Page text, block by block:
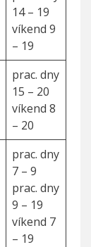
14 – 19
víkend 9
– 19
prac. dny
15 – 20
víkend 8
– 20
prac. dny
7 – 9
prac. dny
9 – 19
víkend 7
– 19